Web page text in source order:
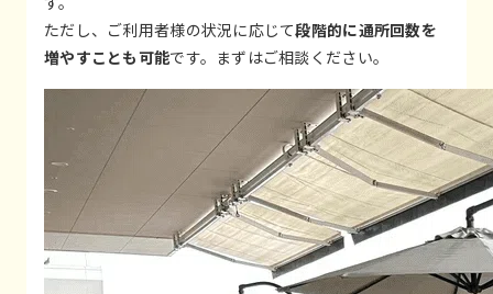
ただし、ご利用者様の状況に応じて段階的に通所回数を
増やすことも可能です。まずはご相談ください。